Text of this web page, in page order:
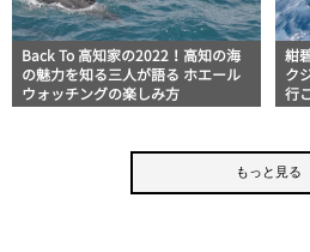
Back To 高知家の2022！高知の海
の魅力を知る三人が語る ホエール
ウォッチングの楽しみ方
紺
ク
行
もっと見る